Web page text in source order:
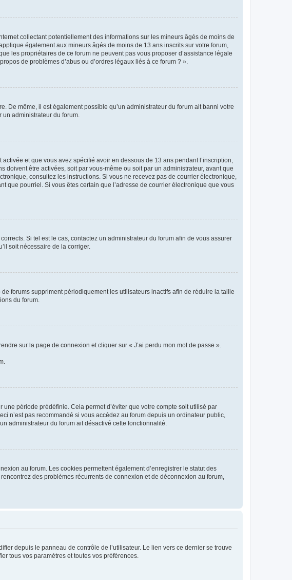
collectant potentiellement des informations sur les mineurs âgés de moins de
également aux mineurs âgés de moins de 13 ans inscrits sur votre forum,
les propriétaires de ce forum ne peuvent pas vous proposer d’assistance légale
de problèmes d’abus ou d’ordres légaux liés à ce forum ? ».
De même, il est également possible qu’un administrateur du forum ait banni votre
administrateur du forum.
et que vous avez spécifié avoir en dessous de 13 ans pendant l’inscription,
être activées, soit par vous-même ou soit par un administrateur, avant que
consultez les instructions. Si vous ne recevez pas de courrier électronique,
que pourriel. Si vous êtes certain que l’adresse de courrier électronique que vous
Si tel est le cas, contactez un administrateur du forum afin de vous assurer
soit nécessaire de la corriger.
forums suppriment périodiquement les utilisateurs inactifs afin de réduire la taille
du forum.
sur la page de connexion et cliquer sur « J’ai perdu mon mot de passe ».
période prédéfinie. Cela permet d’éviter que votre compte soit utilisé par
n’est pas recommandé si vous accédez au forum depuis un ordinateur public,
administrateur du forum ait désactivé cette fonctionnalité.
au forum. Les cookies permettent également d’enregistrer le statut des
des problèmes récurrents de connexion et de déconnexion au forum,
depuis le panneau de contrôle de l’utilisateur. Le lien vers ce dernier se trouve
tous vos paramètres et toutes vos préférences.